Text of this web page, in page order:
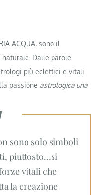
ACQUA, sono il
Dalle parole
più eclettici e vitali
passione astrologica una
sono solo simboli
piuttosto…si
vitali che
la creazione